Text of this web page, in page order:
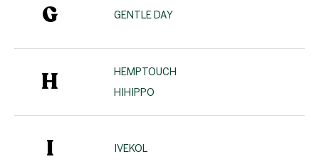
G GENTLE DAY
H
HEMPTOUCH
HIHIPPO
I IVEKOL